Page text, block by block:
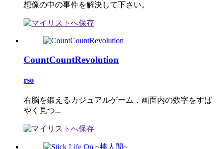
想像の中の事件を解決して下さい。
CountCountRevolution
rso
右脳を鍛えるカジュアルゲーム．画面内の数字をすば
やく見つ...